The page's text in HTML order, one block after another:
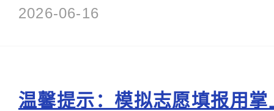
2026-06-16
温馨提示：模拟志愿填报用